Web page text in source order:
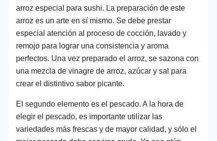
arroz especial para sushi. La preparación de este
arroz es un arte en sí mismo. Se debe prestar
especial atención al proceso de cocción, lavado y
remojo para lograr una consistencia y aroma
perfectos. Una vez preparado el arroz, se sazona con
una mezcla de vinagre de arroz, azúcar y sal para
crear el distintivo sabor picante.
El segundo elemento es el pescado. A la hora de
elegir el pescado, es importante utilizar las
variedades más frescas y de mayor calidad, y sólo el